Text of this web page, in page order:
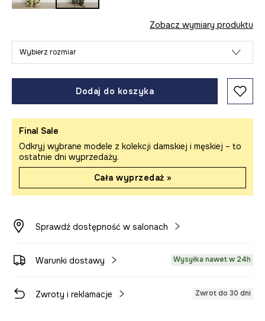
Zobacz wymiary produktu
Wybierz rozmiar
Dodaj do koszyka
Final Sale
Odkryj wybrane modele z kolekcji damskiej i męskiej – to
ostatnie dni wyprzedaży.
Cała wyprzedaż »
Sprawdź dostępność w salonach
Warunki dostawy Wysyłka nawet w 24h
Zwroty i reklamacje Zwrot do 30 dni